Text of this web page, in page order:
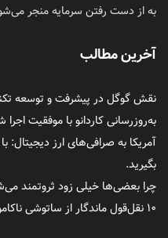
به از دست رفتن سرمایه منجر
آخرین مطالب
نقش گوگل در پیشرفت و توسعه
به‌روزرسانی کاردانو با موفقیت اجرا
آمریکا به صرافی‌های ارز دیجیتال:
بگیرید.
چرا بعضی‌ها خیلی زود ثروتمند
۱۰ نقل‌قول ماندگار از ساتوشی ناکاموتو